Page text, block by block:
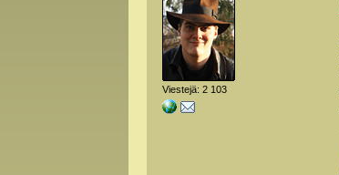
Viestejä: 2 103